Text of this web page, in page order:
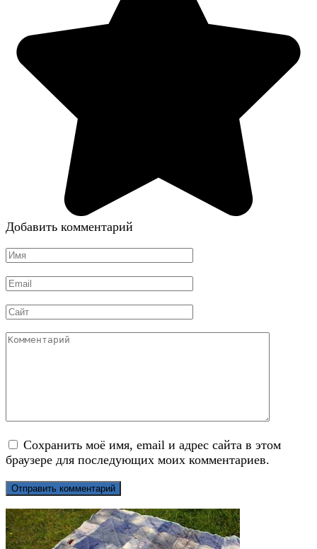
Добавить комментарий
Имя
Email
Сайт
Комментарий
Сохранить моё имя, email и адрес сайта в этом
браузере для последующих моих комментариев.